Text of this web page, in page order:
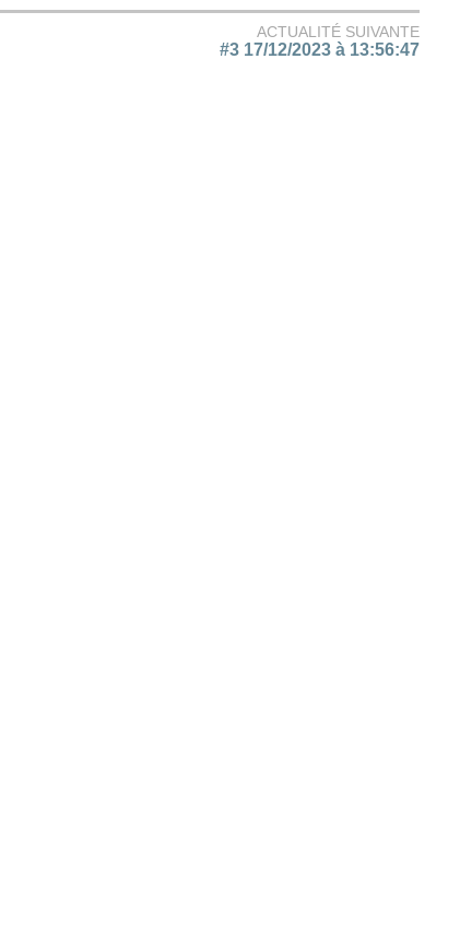
ACTUALITÉ SUIVANTE
#3 17/12/2023 à 13:56:47